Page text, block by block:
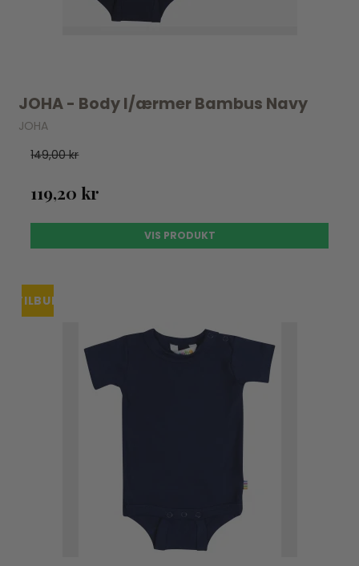
JOHA - Body l/ærmer Bambus Navy
JOHA
149,00 kr
119,20 kr
VIS PRODUKT
TILBUD